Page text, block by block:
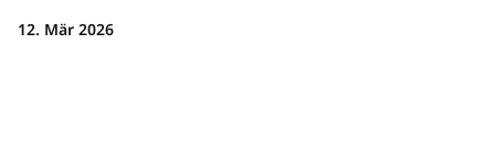
12. Mär 2026